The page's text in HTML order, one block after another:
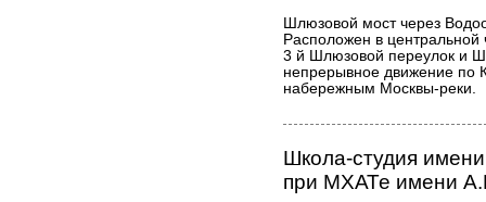
Шлюзовой мост через
Расположен в
3 й Шлюзовой переулок и
непрерывное движение по
набережным Москвы-реки.
Школа-студия
при МХАТе имени